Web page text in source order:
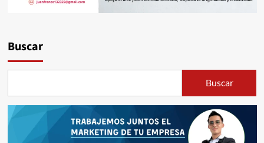
Buscar
Buscar